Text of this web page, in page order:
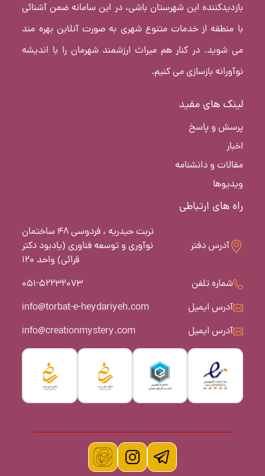
بازدیدکننده این شهرستان باشی، در این سامانه ضمن آشنائی
با منطقه از خدمات متنوع شهری به صورت آنلاین بهره مند
می شوید. در کنار هم میراث ارزشمند شهرمان را با اندیشه
نوآورانه بازسازی می کنیم.
لینک های مفید
پرسش و پاسخ
اخبار
مقالات و دانشنامه
ویدیوها
راه های ارتباطی
آدرس دفتر
تربت حیدریه ، فردوسی 48 ساختمان
نوآوری و توسعه فناوری (یادبود دکتر
قرائی) واحد 120
شماره تلفن
051-52232073
آدرس ایمیل
info@torbat-e-heydariyeh.com
آدرس ایمیل
info@creationmystery.com